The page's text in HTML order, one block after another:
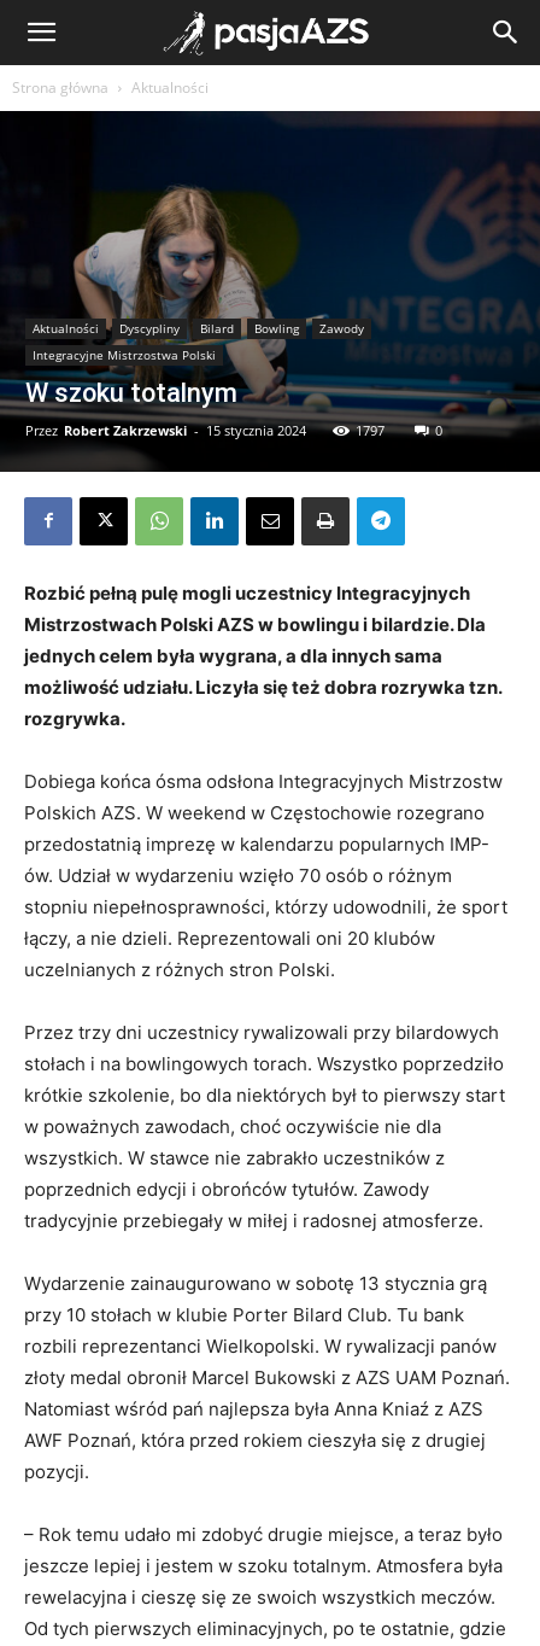
Strona główna Aktualności
Aktualności Dyscypliny Bilard Bowling
Zawody
Integracyjne Mistrzostwa Polski
W szoku totalnym
Przez Robert Zakrzewski - 15 stycznia 2024 1797 0
Rozbić pełną pulę mogli uczestnicy Integracyjnych
Mistrzostwach Polski AZS w bowlingu i bilardzie. Dla
jednych celem była wygrana, a dla innych sama
możliwość udziału. Liczyła się też dobra rozrywka tzn.
rozgrywka.
Dobiega końca ósma odsłona Integracyjnych Mistrzostw
Polskich AZS. W weekend w Częstochowie rozegrano
przedostatnią imprezę w kalendarzu popularnych IMP-
ów. Udział w wydarzeniu wzięło 70 osób o różnym
stopniu niepełnosprawności, którzy udowodnili, że sport
łączy, a nie dzieli. Reprezentowali oni 20 klubów
uczelnianych z różnych stron Polski.
Przez trzy dni uczestnicy rywalizowali przy bilardowych
stołach i na bowlingowych torach. Wszystko poprzedziło
krótkie szkolenie, bo dla niektórych był to pierwszy start
w poważnych zawodach, choć oczywiście nie dla
wszystkich. W stawce nie zabrakło uczestników z
poprzednich edycji i obrońców tytułów. Zawody
tradycyjnie przebiegały w miłej i radosnej atmosferze.
Wydarzenie zainaugurowano w sobotę 13 stycznia grą
przy 10 stołach w klubie Porter Bilard Club. Tu bank
rozbili reprezentanci Wielkopolski. W rywalizacji panów
złoty medal obronił Marcel Bukowski z AZS UAM Poznań.
Natomiast wśród pań najlepsza była Anna Kniaź z AZS
AWF Poznań, która przed rokiem cieszyła się z drugiej
pozycji.
– Rok temu udało mi zdobyć drugie miejsce, a teraz było
jeszcze lepiej i jestem w szoku totalnym. Atmosfera była
rewelacyjna i cieszę się ze swoich wszystkich meczów.
Od tych pierwszych eliminacyjnych, po te ostatnie, gdzie